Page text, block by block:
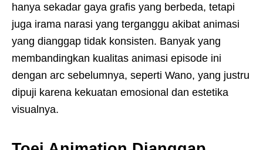
hanya sekadar gaya grafis yang berbeda, tetapi
juga irama narasi yang terganggu akibat animasi
yang dianggap tidak konsisten. Banyak yang
membandingkan kualitas animasi episode ini
dengan arc sebelumnya, seperti Wano, yang justru
dipuji karena kekuatan emosional dan estetika
visualnya.